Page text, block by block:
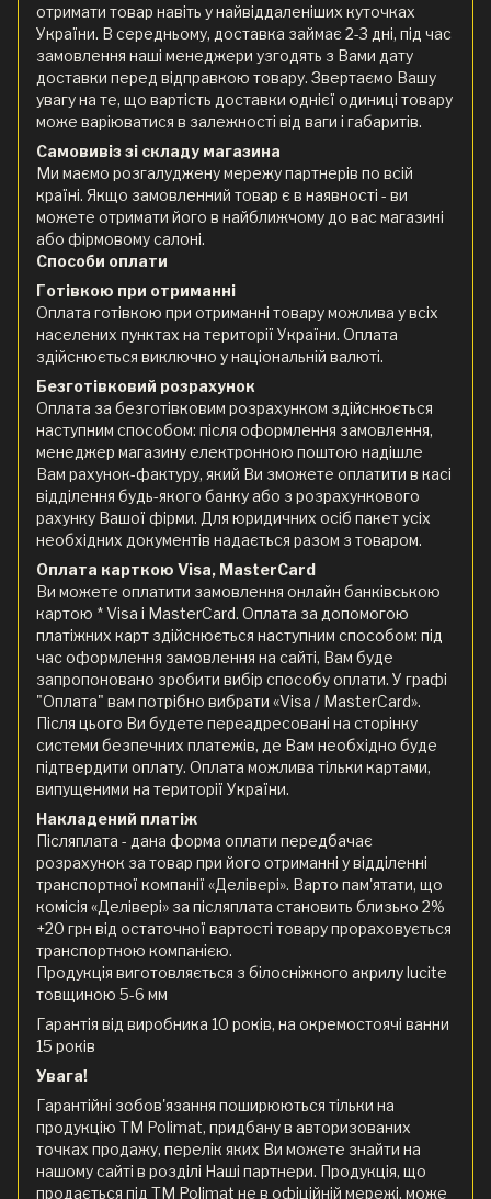
отримати товар навіть у найвіддаленіших куточках
України. В середньому, доставка займає 2-3 дні, під час
замовлення наші менеджери узгодять з Вами дату
доставки перед відправкою товару. Звертаємо Вашу
увагу на те, що вартість доставки однієї одиниці товару
може варіюватися в залежності від ваги і габаритів.
Самовивіз зі складу магазина
Ми маємо розгалуджену мережу партнерів по всій
країні. Якщо замовленний товар є в наявності - ви
можете отримати його в найближчому до вас магазині
або фірмовому салоні.
Способи оплати
Готівкою при отриманні
Оплата готівкою при отриманні товару можлива у всіх
населених пунктах на території України. Оплата
здійснюється виключно у національній валюті.
Безготівковий розрахунок
Оплата за безготівковим розрахунком здійснюється
наступним способом: після оформлення замовлення,
менеджер магазину електронною поштою надішле
Вам рахунок-фактуру, який Ви зможете оплатити в касі
відділення будь-якого банку або з розрахункового
рахунку Вашої фірми. Для юридичних осіб пакет усіх
необхідних документів надається разом з товаром.
Оплата карткою Visa, MasterCard
Ви можете оплатити замовлення онлайн банківською
картою * Visa і MasterCard. Оплата за допомогою
платіжних карт здійснюється наступним способом: під
час оформлення замовлення на сайті, Вам буде
запропоновано зробити вибір способу оплати. У графі
"Оплата" вам потрібно вибрати «Visa / MasterCard».
Після цього Ви будете переадресовані на сторінку
системи безпечних платежів, де Вам необхідно буде
підтвердити оплату. Оплата можлива тільки картами,
випущеними на території України.
Накладений платіж
Післяплата - дана форма оплати передбачає
розрахунок за товар при його отриманні у відділенні
транспортної компанії «Делівері». Варто пам'ятати, що
комісія «Делівері» за післяплата становить близько 2%
+20 грн від остаточної вартості товару прораховується
транспортною компанією.
Продукція виготовляється з білосніжного акрилу lucite
товщиною 5-6 мм
Гарантія від виробника 10 років, на окремостоячі ванни
15 років
Увага!
Гарантійні зобов'язання поширюються тільки на
продукцію ТМ Polimat, придбану в авторизованих
точках продажу, перелік яких Ви можете знайти на
нашому сайті в розділі Наші партнери. Продукція, що
продається під ТМ Polimat не в офіційній мережі, може